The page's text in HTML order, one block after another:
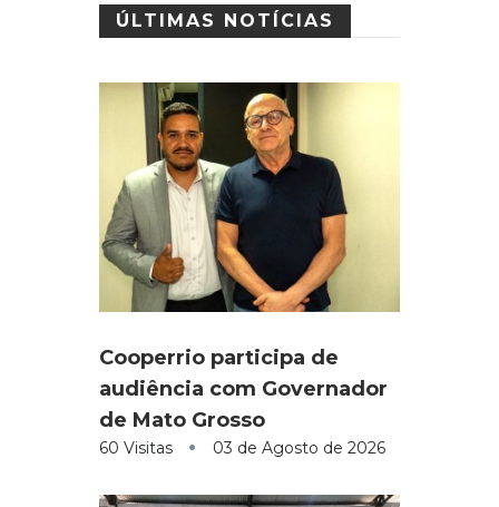
ÚLTIMAS NOTÍCIAS
Cooperrio participa de
audiência com Governador
de Mato Grosso
60 Visitas 03 de Agosto de 2026